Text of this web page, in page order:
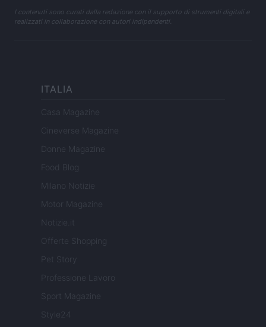
I contenuti sono curati dalla redazione con il supporto di strumenti digitali e
realizzati in collaborazione con autori indipendenti.
ITALIA
Casa Magazine
Cineverse Magazine
Donne Magazine
Food Blog
Milano Notizie
Motor Magazine
Notizie.it
Offerte Shopping
Pet Story
Professione Lavoro
Sport Magazine
Style24